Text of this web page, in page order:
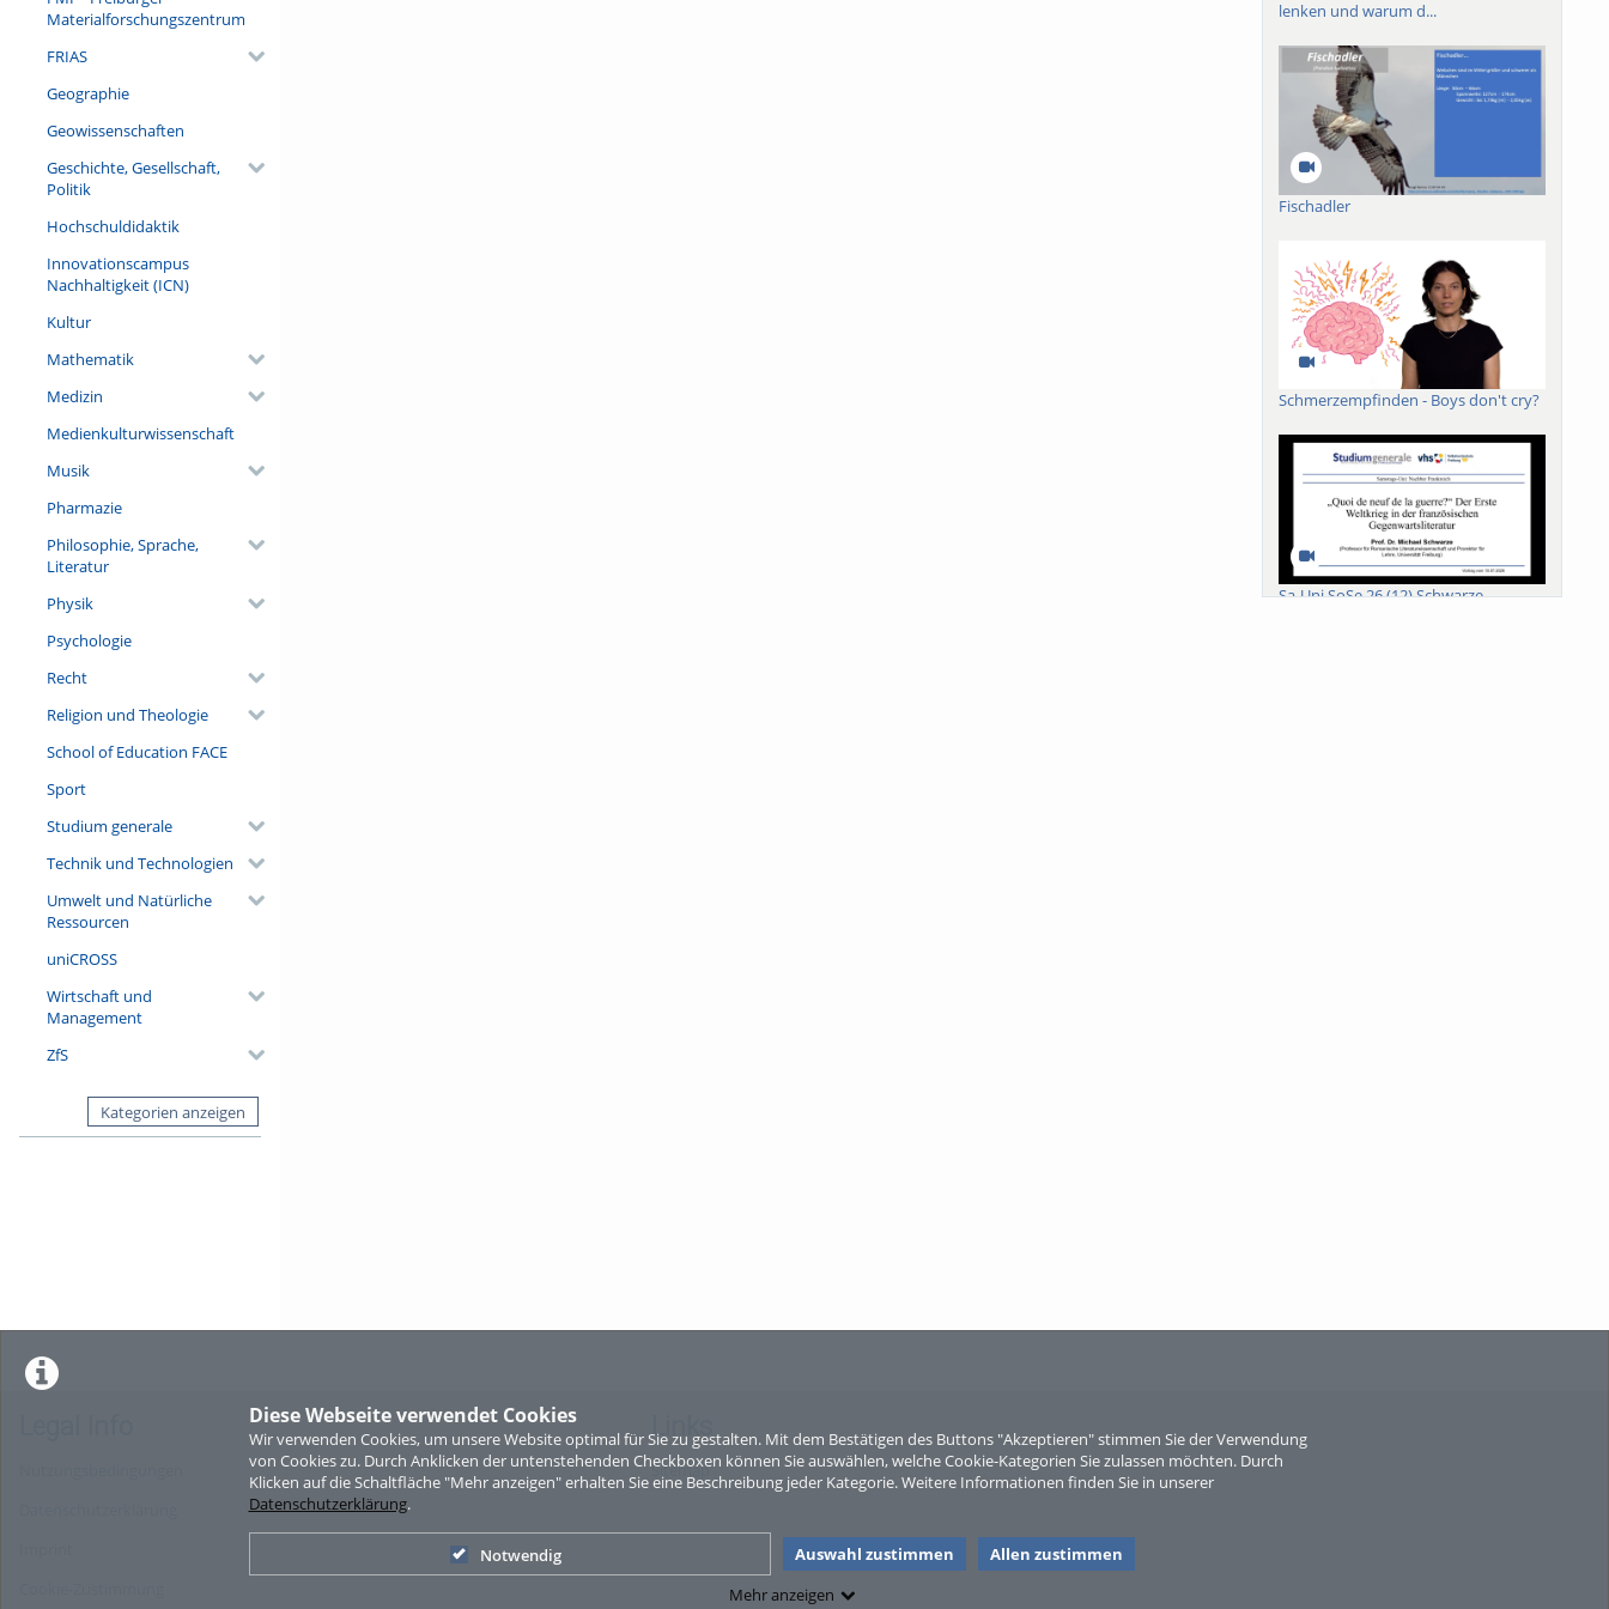
Diese Webseite verwendet Cookies
Wir verwenden Cookies, um unsere Website optimal für Sie zu gestalten. Mit dem Bestätigen des Buttons "Akzeptieren" stimmen Sie der Verwendung
von Cookies zu. Durch Anklicken der untenstehenden Checkboxen können Sie auswählen, welche Cookie-Kategorien Sie zulassen möchten. Durch
Klicken auf die Schaltfläche "Mehr anzeigen" erhalten Sie eine Beschreibung jeder Kategorie. Weitere Informationen finden Sie in unserer
Datenschutzerklärung.
Notwendig Auswahl zustimmen
Allen zustimmen
Mehr anzeigen
Materialforschungszentrum
FRIAS
Geographie
Geowissenschaften
Geschichte, Gesellschaft,
Politik
Hochschuldidaktik
Innovationscampus
Nachhaltigkeit (ICN)
Kultur
Mathematik
Medizin
Medienkulturwissenschaft
Musik
Pharmazie
Philosophie, Sprache,
Literatur
Physik
Psychologie
Recht
Religion und Theologie
School of Education FACE
Sport
Studium generale
Technik und Technologien
Umwelt und Natürliche
Ressourcen
uniCROSS
Wirtschaft und
Management
ZfS
Kategorien anzeigen
lenken und warum d...
Fischadler
Schmerzempfinden - Boys don't cry?
Sa-Uni SoSe 26 (12) Schwarze
Sperber
Links
Sitemap